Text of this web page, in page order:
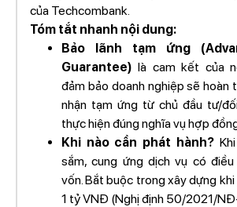
của Techcombank.
Tóm tắt nhanh nội dung:
Bảo lãnh tạm ứng
Guarantee) là cam kết của
đảm bảo doanh nghiệp sẽ hoàn
nhận tạm ứng từ chủ đầu tư/
thực hiện đúng nghĩa vụ hợp
Khi nào cần phát hành?Khi
sắm, cung ứng dịch vụ có
vốn. Bắt buộc trong xây dựng
1 tỷ VNĐ (Nghị định 50/2021/